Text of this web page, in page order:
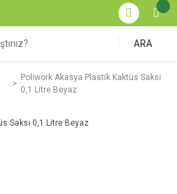
ARA
Poliwork Akasya Plastik Kaktüs Saksı
0,1 Litre Beyaz